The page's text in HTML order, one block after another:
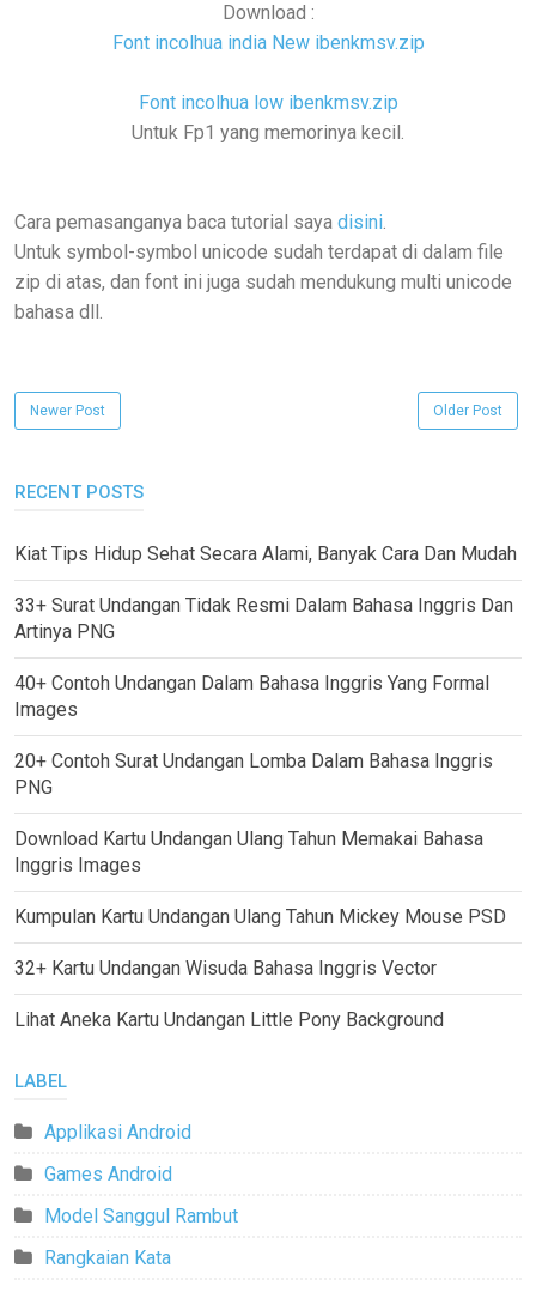
Download :
Font incolhua india New ibenkmsv.zip
Font incolhua low ibenkmsv.zip
Untuk Fp1 yang memorinya kecil.
Cara pemasanganya baca tutorial saya disini.
Untuk symbol-symbol unicode sudah terdapat di dalam file
zip di atas, dan font ini juga sudah mendukung multi unicode
bahasa dll.
Newer Post Older Post
RECENT POSTS
Kiat Tips Hidup Sehat Secara Alami, Banyak Cara Dan Mudah
33+ Surat Undangan Tidak Resmi Dalam Bahasa Inggris Dan
Artinya PNG
40+ Contoh Undangan Dalam Bahasa Inggris Yang Formal
Images
20+ Contoh Surat Undangan Lomba Dalam Bahasa Inggris
PNG
Download Kartu Undangan Ulang Tahun Memakai Bahasa
Inggris Images
Kumpulan Kartu Undangan Ulang Tahun Mickey Mouse PSD
32+ Kartu Undangan Wisuda Bahasa Inggris Vector
Lihat Aneka Kartu Undangan Little Pony Background
LABEL
Applikasi Android
Games Android
Model Sanggul Rambut
Rangkaian Kata